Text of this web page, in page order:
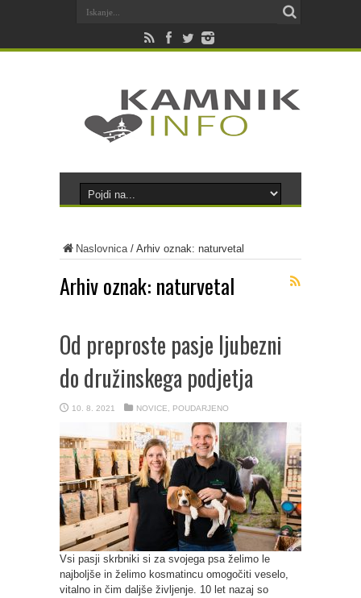
Naslovnica/ Arhiv oznak: naturvetal
Arhiv oznak: naturvetal
Od preproste pasje ljubezni
do družinskega podjetja
10. 8. 2021 NOVICE POUDARJENO
Vsi pasji skrbniki si za svojega psa želimo le
najboljše in želimo kosmatincu omogočiti veselo,
vitalno in čim daljše življenje. 10 let nazaj so